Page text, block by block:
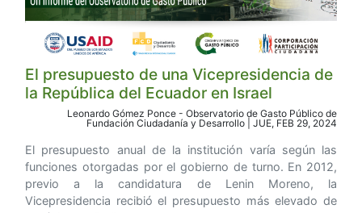
El presupuesto de una Vicepresidencia de
la República del Ecuador en Israel
Leonardo Gómez Ponce - Observatorio de Gasto Público de
Fundación Ciudadanía y Desarrollo | JUE, FEB 29, 2024
El presupuesto anual de la institución varía según las
funciones otorgadas por el gobierno de turno. En 2012,
previo a la candidatura de Lenin Moreno, la
Vicepresidencia recibió el presupuesto más elevado de